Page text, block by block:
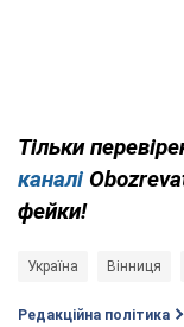
Тільки
каналі
фейки!
Україна Вінниця
Редакційна політика